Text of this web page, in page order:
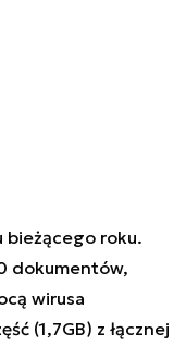
bieżącego roku.
dokumentów,
wirusa
(1,7GB) z łącznej